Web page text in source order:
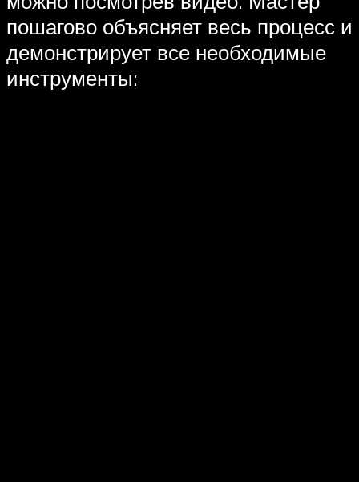
пошагово объясняет весь процесс и
демонстрирует все необходимые
инструменты: